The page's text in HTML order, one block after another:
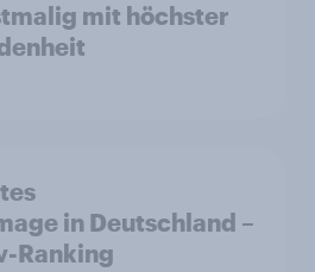
mit höchster
in Deutschland –
Ranking